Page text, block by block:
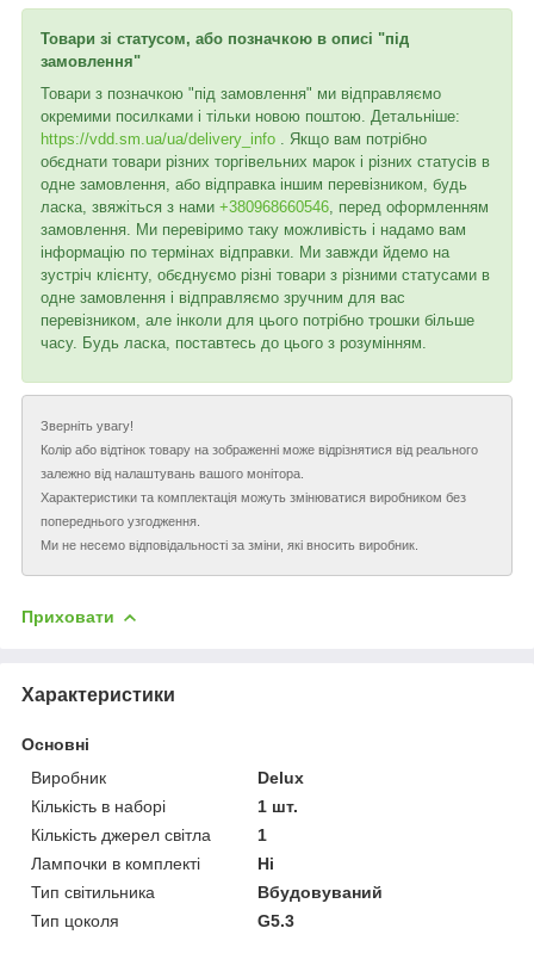
Товари зі статусом, або позначкою в описі "під
замовлення"
Товари з позначкою "під замовлення" ми відправляємо
окремими посилками і тільки новою поштою. Детальніше:
https://vdd.sm.ua/ua/delivery_info . Якщо вам потрібно
обєднати товари різних торгівельних марок і різних статусів в
одне замовлення, або відправка іншим перевізником, будь
ласка, звяжіться з нами +380968660546 , перед оформленням
замовлення. Ми перевіримо таку можливість і надамо вам
інформацію по термінах відправки. Ми завжди йдемо на
зустріч клієнту, обєднуємо різні товари з різними статусами в
одне замовлення і відправляємо зручним для вас
перевізником, але інколи для цього потрібно трошки більше
часу. Будь ласка, поставтесь до цього з розумінням.
Зверніть увагу!
Колір або відтінок товару на зображенні може відрізнятися від реального
залежно від налаштувань вашого монітора.
Характеристики та комплектація можуть змінюватися виробником без
попереднього узгодження.
Ми не несемо відповідальності за зміни, які вносить виробник.
Приховати
Характеристики
Основні
Виробник
Delux
Кількість в наборі
1 шт.
Кількість джерел світла
1
Лампочки в комплекті
Ні
Тип світильника
Вбудовуваний
Тип цоколя
G5.3